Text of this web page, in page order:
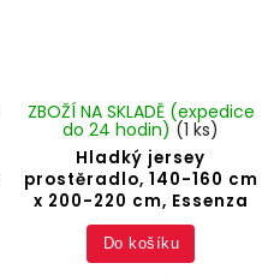
Hladký jersey
prostěradlo, 140-160 cm
x 200-220 cm, Essenza
ZBOŽÍ NA SKLADĚ (expedice
do 24 hodin) (1 ks)
Do košíku